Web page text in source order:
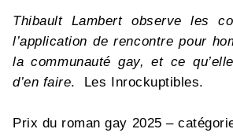
Thibault Lambert observe les
l’application de rencontre pour
la communauté gay, et ce
d’en faire. Les Inrockuptibles.
Prix du roman gay 2025 –